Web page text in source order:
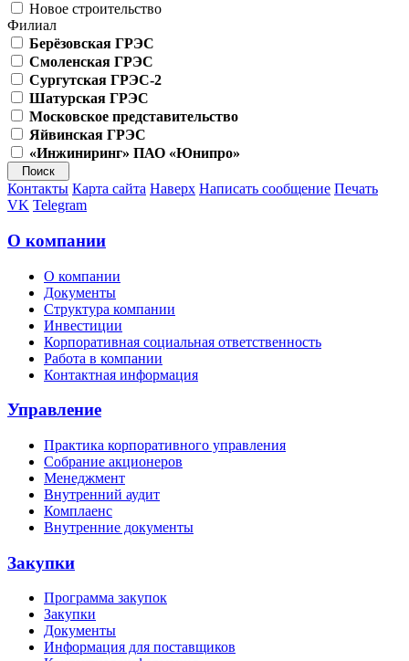
Новое строительство
Филиал
Берёзовская ГРЭС
Смоленская ГРЭС
Сургутская ГРЭС-2
Шатурская ГРЭС
Московское представительство
Яйвинская ГРЭС
«Инжиниринг» ПАО «Юнипро»
Контакты Карта сайта Наверх Написать сообщение Печать
VK Telegram
О компании
О компании
Документы
Структура компании
Инвестиции
Корпоративная социальная ответственность
Работа в компании
Контактная информация
Управление
Практика корпоративного управления
Собрание акционеров
Менеджмент
Внутренний аудит
Комплаенс
Внутренние документы
Закупки
Программа закупок
Закупки
Документы
Информация для поставщиков